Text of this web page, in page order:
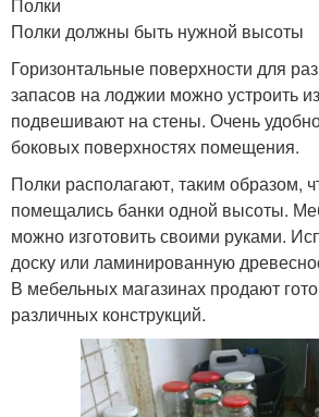
Полки
Полки должны быть нужной высоты
Горизонтальные поверхности для
запасов на лоджии можно устроить
подвешивают на стены. Очень
боковых поверхностях помещения.
Полки располагают, таким образом,
помещались банки одной высоты.
можно изготовить своими руками.
доску или ламинированную
В мебельных магазинах продают
различных конструкций.